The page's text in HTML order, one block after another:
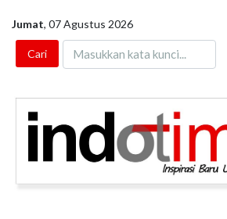
Jumat, 07 Agustus 2026